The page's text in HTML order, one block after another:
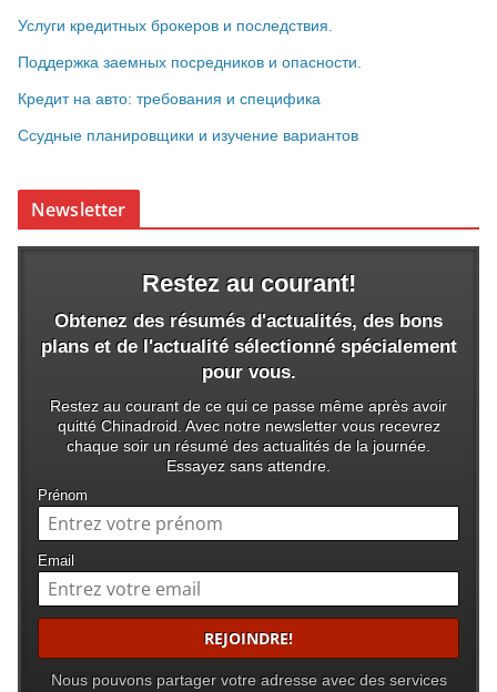
Услуги кредитных брокеров и последствия.
Поддержка заемных посредников и опасности.
Кредит на авто: требования и специфика
Ссудные планировщики и изучение вариантов
Newsletter
Restez au courant!
Obtenez des résumés d'actualités, des bons
plans et de l'actualité sélectionné spécialement
pour vous.
Restez au courant de ce qui ce passe même après avoir
quitté Chinadroid. Avec notre newsletter vous recevrez
chaque soir un résumé des actualités de la journée.
Essayez sans attendre.
Prénom
Email
Nous pouvons partager votre adresse avec des services